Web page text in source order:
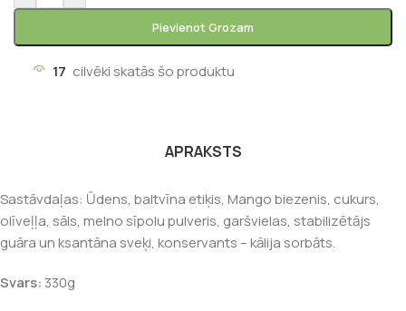
Pievienot Grozam
17 cilvēki skatās šo produktu
APRAKSTS
Sastāvdaļas: Ūdens, baltvīna etiķis, Mango biezenis, cukurs,
olīveļļa, sāls, melno sīpolu pulveris, garšvielas, stabilizētājs
guāra un ksantāna sveķi, konservants – kālija sorbāts.
Svars: 330g